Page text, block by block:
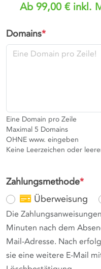
Ab 99,00 € inkl.
Domains*
Eine Domain pro Zeile
Maximal 5 Domains
OHNE www. eingeben
Keine Leerzeichen oder
Zahlungsmethode*
Überweisung
Die
Minuten nach dem
Mail-Adresse. Nach
sie eine weitere E-Mail